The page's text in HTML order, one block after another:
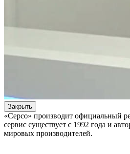
Закрыть
«Серсо» производит официальный
сервис существует с 1992 года и
мировых производителей.